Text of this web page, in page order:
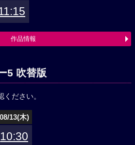
作品情報
5 吹替版
ださい。
08/13(木)
10:30